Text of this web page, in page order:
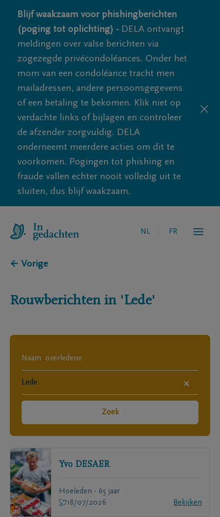
Blijf waakzaam voor phishingberichten
(poging tot oplichting) - DELA ontvangt
meldingen over valse berichten via
zogezegde privécondoléances. Onder het
mom van een condoléance tracht men
mailadressen, andere persoonsgegevens
of een betaling te bekomen. Klik niet op
verdachte links of bijlagen en controleer
de afzender zorgvuldig. DELA
onderneemt meerdere acties om dit te
voorkomen. Pogingen tot phishing en
fraude vallen echter nooit volledig uit te
sluiten, dus blijf waakzaam.
NL FR
← Vorige
Rouwberichten in 'Lede'
×
Zoek
Yvo DESAER
Hoeleden - 65 jaar
18/07/2026
Bekijken